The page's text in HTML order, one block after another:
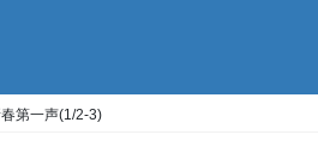
第一声(1/2-3)